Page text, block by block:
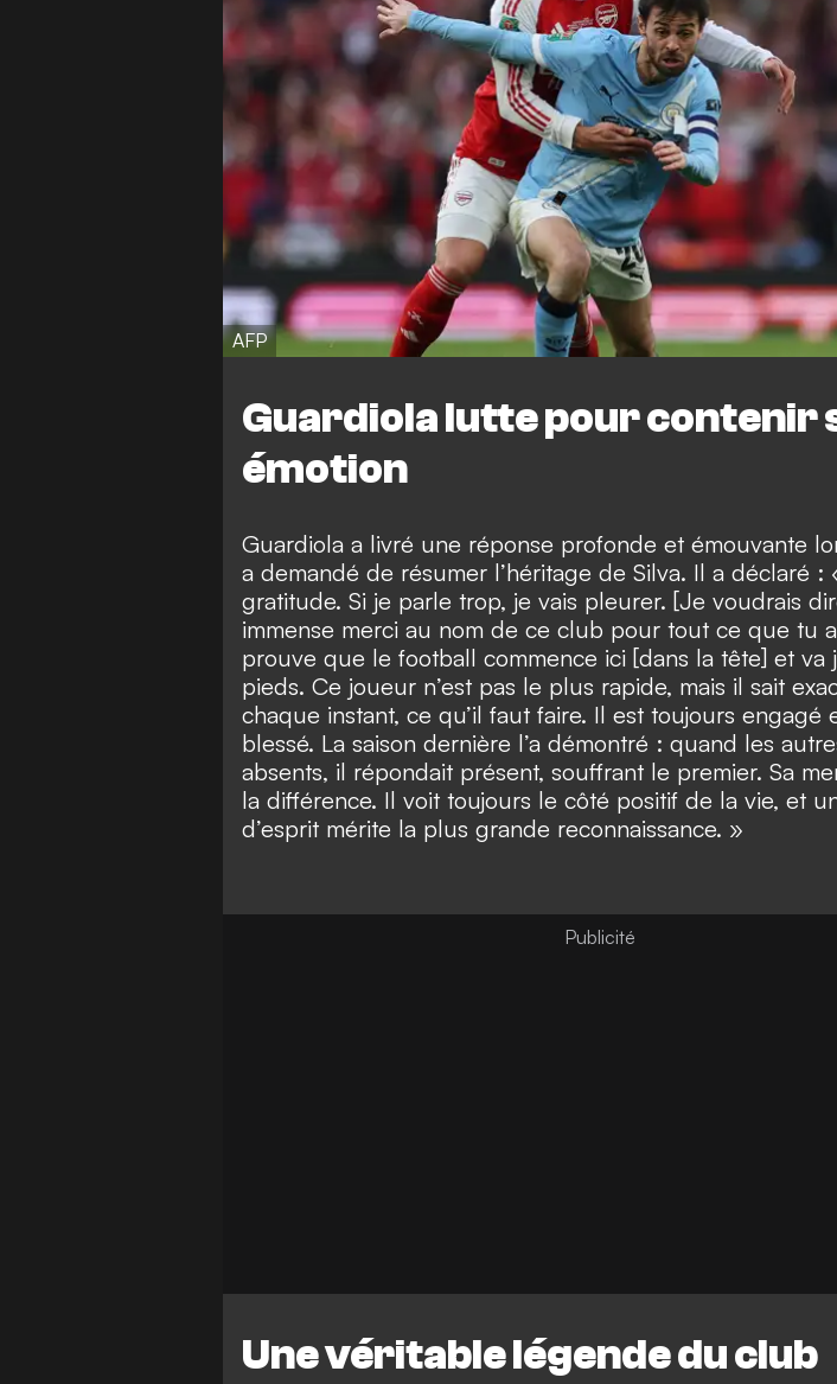
AFP
Guardiola lutte pour contenir
émotion
Guardiola a livré une réponse profonde et émouvante
a demandé de résumer l’héritage de Silva. Il a déclaré :
gratitude. Si je parle trop, je vais pleurer. [Je voudrais
immense merci au nom de ce club pour tout ce que tu
prouve que le football commence ici [dans la tête] et va
pieds. Ce joueur n’est pas le plus rapide, mais il sait
chaque instant, ce qu’il faut faire. Il est toujours engagé
blessé. La saison dernière l’a démontré : quand les
absents, il répondait présent, souffrant le premier. Sa
la différence. Il voit toujours le côté positif de la vie, et
d’esprit mérite la plus grande reconnaissance. »
Une véritable légende du club